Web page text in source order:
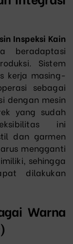
Inspeksi Kain
beradaptasi
Sistem
kerja masing-
sebagai
dengan mesin
yang sudah
ini
dan garmen
mengganti
sehingga
dilakukan
Warna